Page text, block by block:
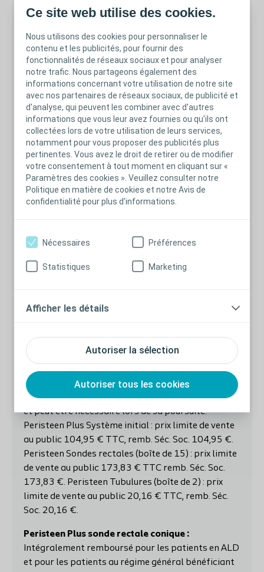
Ce site web utilise des cookies.
Nous utilisons des cookies pour personnaliser le
contenu et les publicités, pour fournir des
fonctionnalités de réseaux sociaux et pour analyser
notre trafic. Nous partageons également des
informations concernant votre utilisation de notre site
avec nos partenaires de réseaux sociaux, de publicité et
d'analyse, qui peuvent les combiner avec d'autres
informations que vous leur avez fournies ou qu'ils ont
collectées lors de votre utilisation de leurs services,
notamment pour vous proposer des publicités plus
pertinentes. Vous avez le droit de retirer ou de modifier
votre consentement à tout moment en cliquant sur «
Paramètres des cookies ». Veuillez consulter notre
Politique en matière de cookies et notre Avis de
confidentialité pour plus d'informations.
Autoriser la sélection
Autoriser tous les cookies
Nécessaires Préférences
Statistiques Marketing
Afficher les détails
Peristeen, vous présentez l’un des symptômes
ou prolongée, notamment si elle est associée à de
la fièvre • Saignement anal sévère ou prolongé
Mentions de remboursement :
Peristeen Plus sonde à ballonnet: Intégralement
remboursé pour les patients en ALD et pour les
patients au régime général bénéficiant d’un régime
complémentaire dans le traitement des troubles
colorectaux par atteinte neurologique se
traduisant par une constipation et/ou une
incontinence fécale chroniques, rebelles au
traitement médical bien conduit . La prescription
gastro-entérologue, soit par un chirurgien viscéral
traitant pourra prescrire le renouvellement de ce
d’initiation. Les traitements de première intention
réservé aux patients ayant reçu une éducation à
l’utilisation de ce dispositif, notamment à l’auto-
sondage. L’implication d’infirmières formées à la
technique ou de stomathérapeutes est
recommandée pour l’apprentissage de la technique
et peut être nécessaire lors de sa poursuite.
Peristeen Plus Système initial : prix limite de vente
au public 104,95 € TTC, remb. Séc. Soc. 104,95 €.
Peristeen Sondes rectales (boîte de 15) : prix limite
de vente au public 173,83 € TTC remb. Séc. Soc.
173,83 €. Peristeen Tubulures (boîte de 2) : prix
limite de vente au public 20,16 € TTC, remb. Séc.
Soc. 20,16 €.
Peristeen Plus sonde rectale conique :
Intégralement remboursé pour les patients en ALD
et pour les patients au régime général bénéficiant